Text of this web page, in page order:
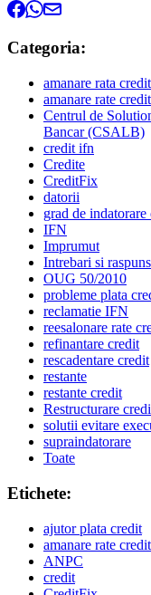
Categoria:
amanare rata credit
amanare rate credit
Centrul de
Bancar (CSALB)
credit ifn
Credite
CreditFix
datorii
grad de indatorare
IFN
Imprumut
Intrebari si
OUG 50/2010
probleme plata
reclamatie IFN
reesalonare rate
refinantare credit
rescadentare credit
restante
restante credit
Restructurare
solutii evitare
supraindatorare
Toate
Etichete:
ajutor plata credit
amanare rate credit
ANPC
credit